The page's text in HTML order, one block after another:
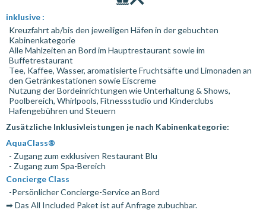
inklusive :
Kreuzfahrt ab/bis den jeweiligen Häfen in der gebuchten
Kabinenkategorie
Alle Mahlzeiten an Bord im Hauptrestaurant sowie im
Buffetrestaurant
Tee, Kaffee, Wasser, aromatisierte Fruchtsäfte und Limonaden an
den Getränkestationen sowie Eiscreme
Nutzung der Bordeinrichtungen wie Unterhaltung & Shows,
Poolbereich, Whirlpools, Fitnessstudio und Kinderclubs
Hafengebühren und Steuern
Zusätzliche Inklusivleistungen je nach Kabinenkategorie:
AquaClass®
- Zugang zum exklusiven Restaurant Blu
- Zugang zum Spa-Bereich
Concierge Class
-Persönlicher Concierge-Service an Bord
➡ Das All Included Paket ist auf Anfrage zubuchbar.